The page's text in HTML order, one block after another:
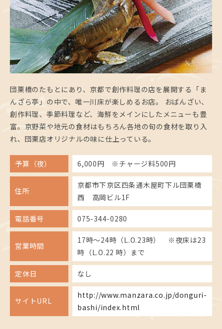
団栗橋のたもとにあり、京都で創作料理の店を展開する「ま
んざら亭」の中で、唯一川床が楽しめるお店。 おばんざい、
創作料理、季節料理など、海鮮をメインにしたメニューも豊
富。京野菜や地元の食材はもちろん各地の旬の食材を取り入
れ、団栗店オリジナルの味に仕上っている。
予算（夜） 6,000円 ※チャージ料500円
住所
京都市下京区四条通木屋町下ル団栗橋
西 高岡ビル1F
電話番号 075-344-0280
営業時間
17時〜24時（L.O.23時） ※夜床は23
時（L.O.22 時）まで
定休日 なし
サイトURL
http://www.manzara.co.jp/donguri-
bashi/index.html